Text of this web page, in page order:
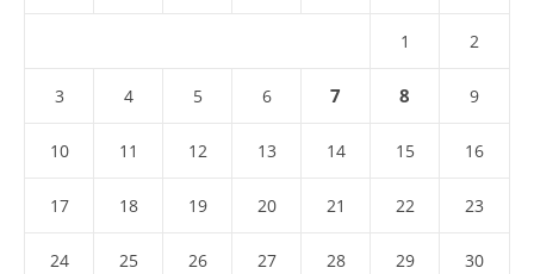
1 2
3 4 5 6 7 8 9
10 11 12 13 14 15 16
17 18 19 20 21 22 23
24 25 26 27 28 29 30